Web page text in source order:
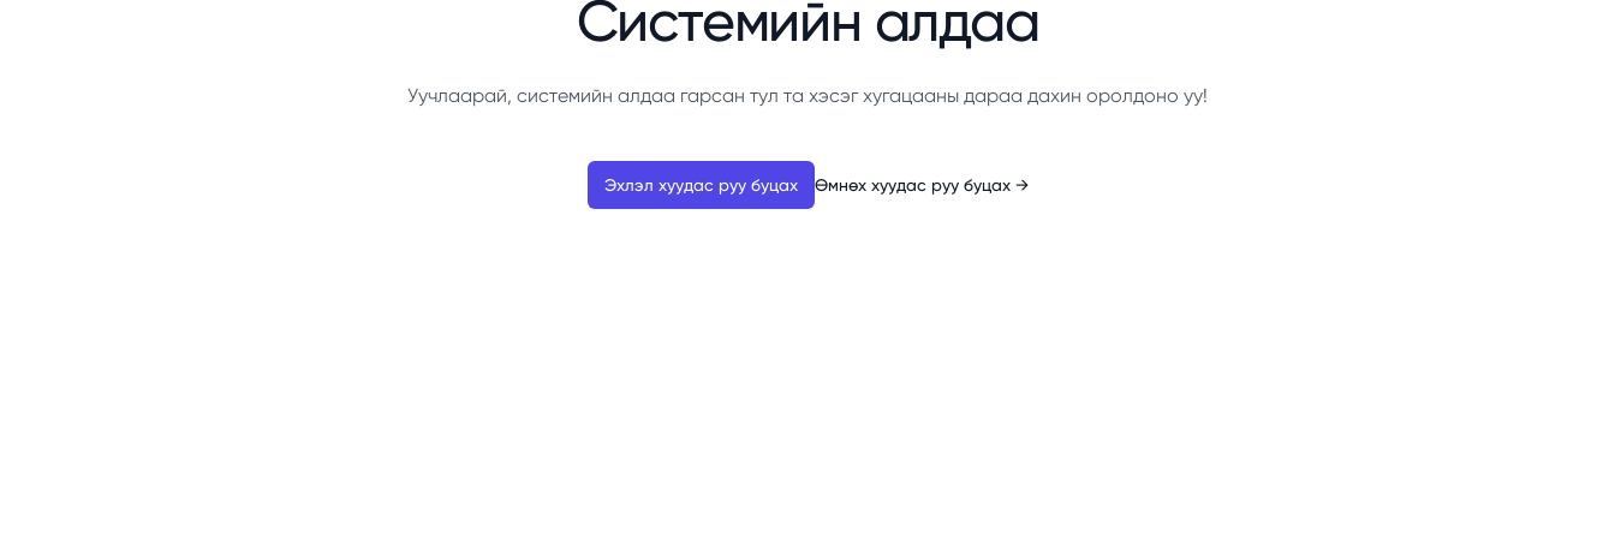
Системийн алдаа
Уучлаарай, системийн алдаа гарсан тул та хэсэг хугацааны дараа дахин оролдоно уу!
Эхлэл хуудас руу буцах Өмнөх хуудас руу буцах →